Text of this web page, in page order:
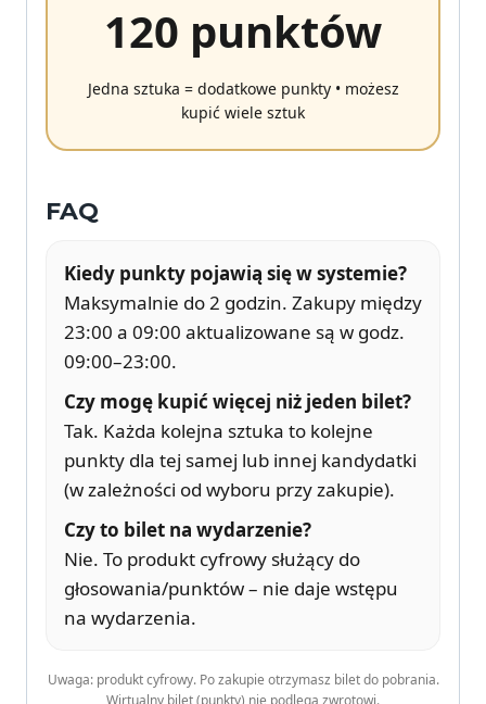
120 punktów
Jedna sztuka = dodatkowe punkty • możesz
kupić wiele sztuk
FAQ
Kiedy punkty pojawią się w systemie?
Maksymalnie do 2 godzin. Zakupy między
23:00 a 09:00 aktualizowane są w godz.
09:00–23:00.
Czy mogę kupić więcej niż jeden bilet?
Tak. Każda kolejna sztuka to kolejne
punkty dla tej samej lub innej kandydatki
(w zależności od wyboru przy zakupie).
Czy to bilet na wydarzenie?
Nie. To produkt cyfrowy służący do
głosowania/punktów – nie daje wstępu
na wydarzenia.
Uwaga: produkt cyfrowy. Po zakupie otrzymasz bilet do pobrania.